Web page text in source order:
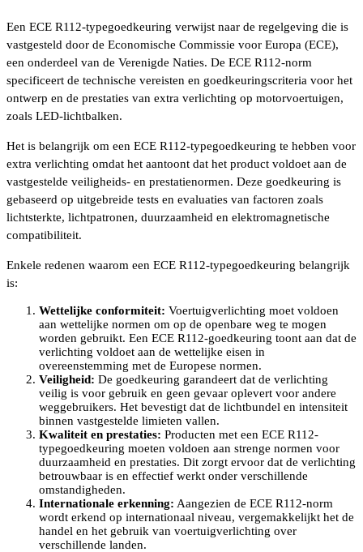
Een ECE R112-typegoedkeuring verwijst naar de regelgeving die is
vastgesteld door de Economische Commissie voor Europa (ECE),
een onderdeel van de Verenigde Naties. De ECE R112-norm
specificeert de technische vereisten en goedkeuringscriteria voor het
ontwerp en de prestaties van extra verlichting op motorvoertuigen,
zoals LED-lichtbalken.
Het is belangrijk om een ECE R112-typegoedkeuring te hebben voor
extra verlichting omdat het aantoont dat het product voldoet aan de
vastgestelde veiligheids- en prestatienormen. Deze goedkeuring is
gebaseerd op uitgebreide tests en evaluaties van factoren zoals
lichtsterkte, lichtpatronen, duurzaamheid en elektromagnetische
compatibiliteit.
Enkele redenen waarom een ECE R112-typegoedkeuring belangrijk
is:
Wettelijke conformiteit: Voertuigverlichting moet voldoen
aan wettelijke normen om op de openbare weg te mogen
worden gebruikt. Een ECE R112-goedkeuring toont aan dat de
verlichting voldoet aan de wettelijke eisen in
overeenstemming met de Europese normen.
Veiligheid: De goedkeuring garandeert dat de verlichting
veilig is voor gebruik en geen gevaar oplevert voor andere
weggebruikers. Het bevestigt dat de lichtbundel en intensiteit
binnen vastgestelde limieten vallen.
Kwaliteit en prestaties: Producten met een ECE R112-
typegoedkeuring moeten voldoen aan strenge normen voor
duurzaamheid en prestaties. Dit zorgt ervoor dat de verlichting
betrouwbaar is en effectief werkt onder verschillende
omstandigheden.
Internationale erkenning: Aangezien de ECE R112-norm
wordt erkend op internationaal niveau, vergemakkelijkt het de
handel en het gebruik van voertuigverlichting over
verschillende landen.